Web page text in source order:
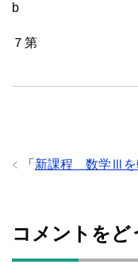
b
７第
「 新課程 数学Ⅲ
コメントをど